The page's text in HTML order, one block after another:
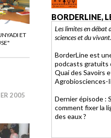
ET
2005
BORDERLINE,
Les limites en débat
sciences et du vivant.
BorderLine est
podcasts gratuits
Quai des Savoirs
Agrobiosciences-
Dernier épisode :
comment fixer la
des eaux ?